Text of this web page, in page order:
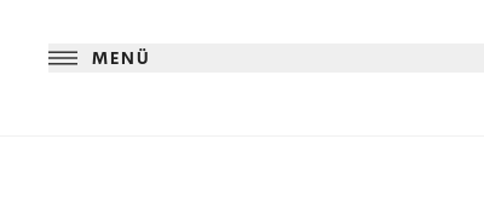
MENÜ